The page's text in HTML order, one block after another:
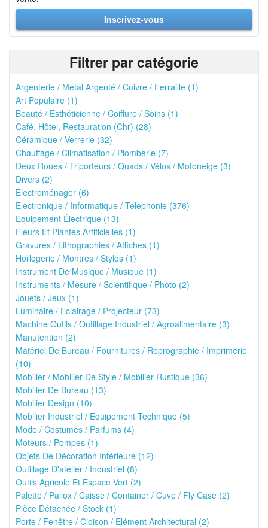
Inscrivez-vous
Filtrer par catégorie
Argenterie / Métal Argenté / Cuivre / Ferraille (1)
Art Populaire (1)
Beauté / Esthéticienne / Coiffure / Soins (1)
Café, Hôtel, Restauration (Chr) (28)
Céramique / Verrerie (32)
Chauffage / Climatisation / Plomberie (7)
Deux Roues / Triporteurs / Quads / Vélos / Motoneige (3)
Divers (2)
Electroménager (6)
Electronique / Informatique / Telephonie (376)
Equipement Électrique (13)
Fleurs Et Plantes Artificielles (1)
Gravures / Lithographies / Affiches (1)
Horlogerie / Montres / Stylos (1)
Instrument De Musique / Musique (1)
Instruments / Mesure / Scientifique / Photo (2)
Jouets / Jeux (1)
Luminaire / Eclairage / Projecteur (73)
Machine Outils / Outillage Industriel / Agroalimentaire (3)
Manutention (2)
Matériel De Bureau / Fournitures / Reprographie / Imprimerie
(10)
Mobilier / Mobilier De Style / Mobilier Rustique (36)
Mobilier De Bureau (13)
Mobilier Design (10)
Mobilier Industriel / Equipement Technique (5)
Mode / Costumes / Parfums (4)
Moteurs / Pompes (1)
Objets De Décoration Intérieure (12)
Outillage D'atelier / Industriel (8)
Outils Agricole Et Espace Vert (2)
Palette / Pallox / Caisse / Container / Cuve / Fly Case (2)
Pièce Détachée / Stock (1)
Porte / Fenêtre / Cloison / Elément Architectural (2)